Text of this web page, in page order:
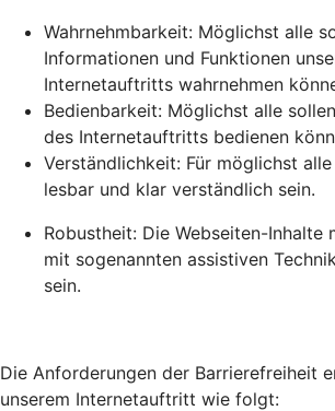
Wahrnehmbarkeit: Möglichst alle
Informationen und Funktionen
Internetauftritts wahrnehmen
Bedienbarkeit: Möglichst alle
des Internetauftritts bedienen
Verständlichkeit: Für möglichst
lesbar und klar verständlich sein.
Robustheit: Die Webseiten-Inhalte
mit sogenannten assistiven
sein.
Die Anforderungen der Barrierefreiheit
unserem Internetauftritt wie folgt: